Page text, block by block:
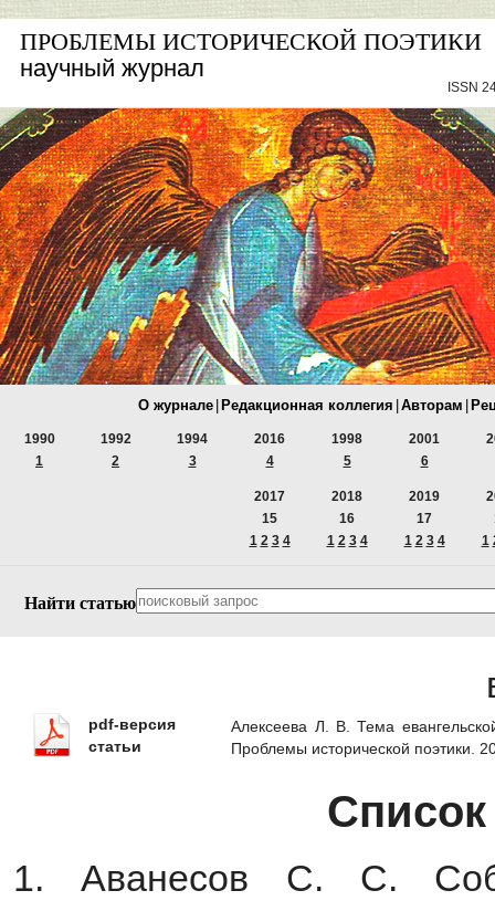
ПРОБЛЕМЫ ИСТОРИЧЕСКОЙ ПОЭТИКИ
научный журнал
ISSN
О журнале Редакционная коллегия Авторам
1990
1
1992
2
1994
3
2016
4
1998
5
2001
6
2017
15
1 2 3 4
2018
16
1 2 3 4
2019
17
1 2 3 4
1
Найти статью
pdf-версия
статьи
Алексеева Л. В. Тема
Проблемы исторической
1. Аванесов С. С.